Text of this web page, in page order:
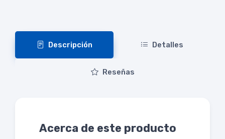
Descripción Detalles
Reseñas
Acerca de este producto